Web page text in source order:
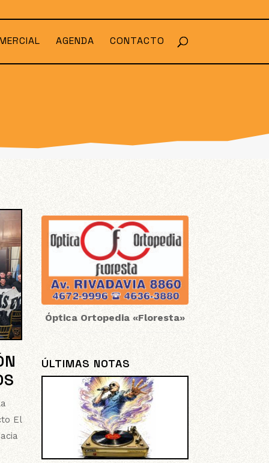
AGENDA CONTACTO
El
Óptica Ortopedia «Floresta»
ÚLTIMAS NOTAS